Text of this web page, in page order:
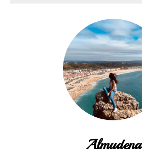
Almudena